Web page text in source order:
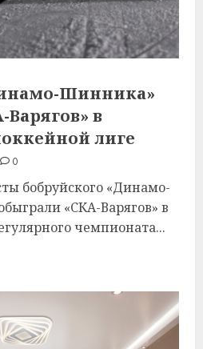
Шинника»
в
лиге
0
бобруйского «Динамо-
«СКА-Варягов» в
чемпионата...